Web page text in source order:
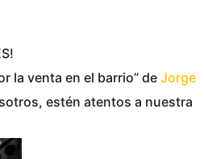
la venta en el barrio” deJorge
estén atentos a nuestra